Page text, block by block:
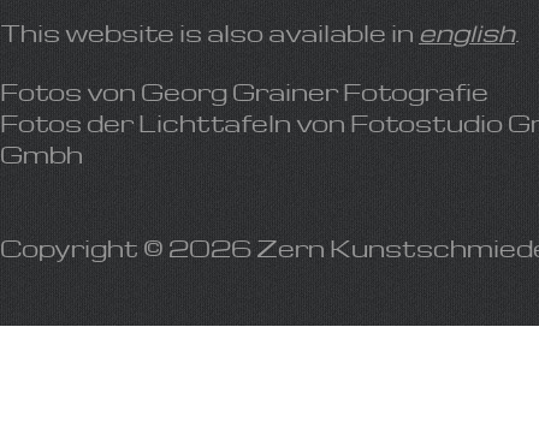
This website is also available in english.
Fotos von Georg Grainer Fotografie
Fotos der Lichttafeln von Fotostudio
Gmbh
Copyright © 2026 Zern